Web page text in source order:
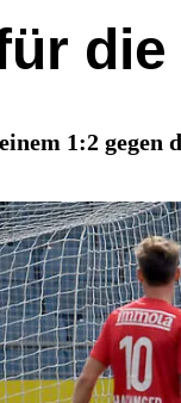
1:2 gegen